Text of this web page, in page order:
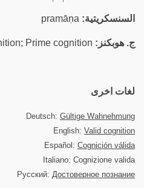
السنسكريتية:
ج. هوبكنز:
لغات اخرى
Deutsch: Gültige Wahnehmung
English: Valid cognition
Español: Cognición válida
Italiano: Cognizione valida
Русский: Достоверное познание